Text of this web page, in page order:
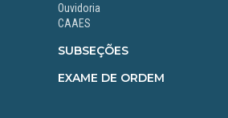
Ouvidoria
CAAES
SUBSEÇÕES
EXAME DE ORDEM